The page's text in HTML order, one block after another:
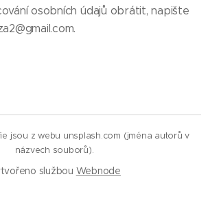
osobních údajů obrátit, napište
jsou z webu unsplash.com (jména autorů v
názvech souborů).
službou Webnode